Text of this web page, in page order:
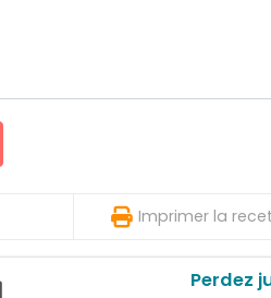
Imprimer la
Perdez